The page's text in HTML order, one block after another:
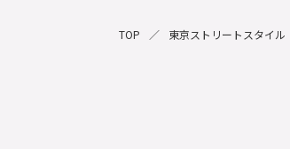
TOP 東京ストリートスタイル